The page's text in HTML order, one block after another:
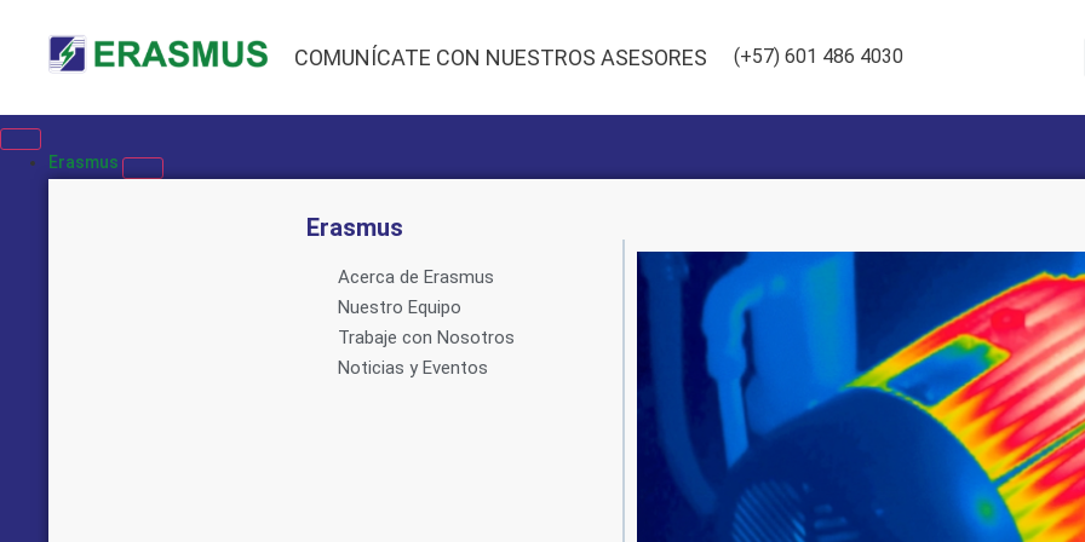
COMUNÍCATE CON NUESTROS ASESORES (+57) 601 486 4030
Erasmus
Erasmus
Acerca de Erasmus
Nuestro Equipo
Trabaje con Nosotros
Noticias y Eventos